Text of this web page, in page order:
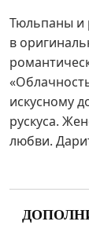
Тюльпаны и
в
искусному
рускуса.
любви.